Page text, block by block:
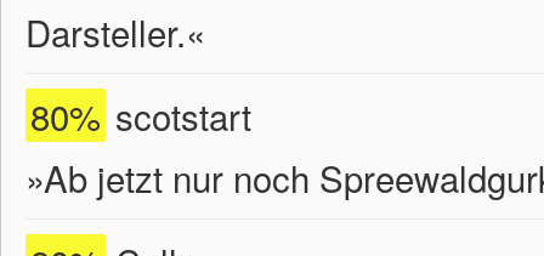
Darsteller.«
80% scotstart
»Ab jetzt nur noch